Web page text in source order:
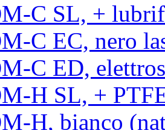
C SL, +
C EC, nero
C ED,
H SL, +
H, bianco